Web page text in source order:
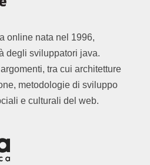
online nata nel 1996,
degli sviluppatori java.
tra cui architetture
metodologie di sviluppo
e culturali del web.